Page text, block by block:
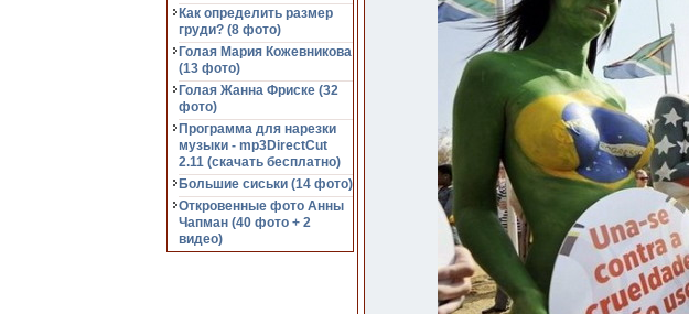
Как определить размер
груди? (8 фото)
Голая Мария Кожевникова
(13 фото)
Голая Жанна Фриске (32
фото)
Программа для нарезки
музыки - mp3DirectCut
2.11 (cкачать бесплатно)
Большие сиськи (14 фото)
Откровенные фото Анны
Чапман (40 фото + 2
видео)